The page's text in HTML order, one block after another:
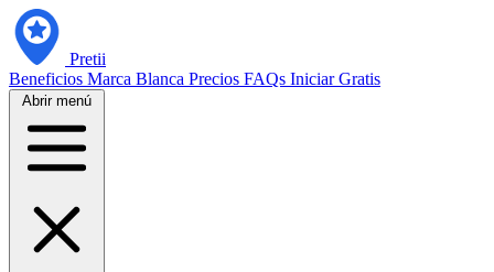
Pretii
Beneficios Marca Blanca Precios FAQs Iniciar Gratis
Abrir menú